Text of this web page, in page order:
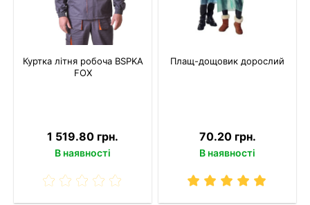
Куртка літня робоча BSPKA
FOX
1 519.80 грн.
В наявності
Плащ-дощовик дорослий
70.20 грн.
В наявності